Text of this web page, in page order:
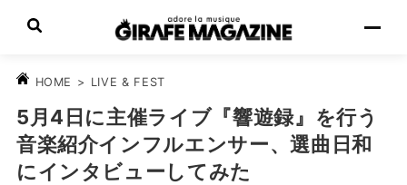
HOME > LIVE & FEST
5月4日に主催ライブ『響遊録』を行う
音楽紹介インフルエンサー、選曲日和
にインタビューしてみた